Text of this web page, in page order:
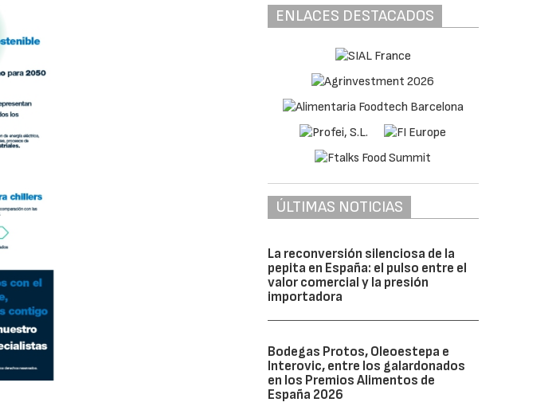
ENLACES DESTACADOS
ÚLTIMAS NOTICIAS
La reconversión silenciosa de la
pepita en España: el pulso entre el
valor comercial y la presión
importadora
Bodegas Protos, Oleoestepa e
Interovic, entre los galardonados
en los Premios Alimentos de
España 2026